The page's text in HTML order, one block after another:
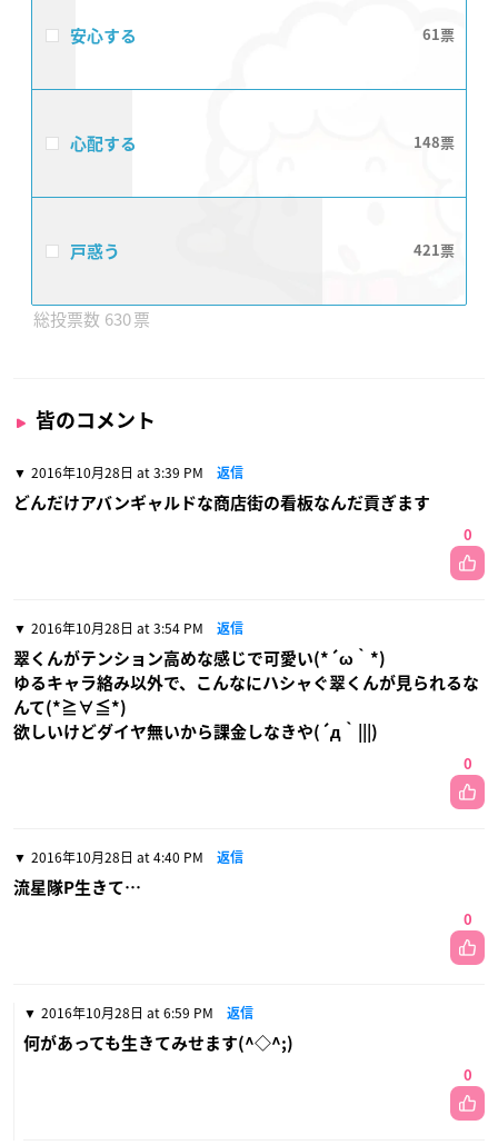
安心する 61
心配する 148
戸惑う 421
630
皆のコメント
2016年10月28日 at 3:39 PM 返信
どんだけアバンギャルドな商店街の看板なんだ貢ぎます
0
2016年10月28日 at 3:54 PM 返信
翠くんがテンション高めな感じで可愛い(*´ω｀*)
ゆるキャラ絡み以外で、こんなにハシャぐ翠くんが見られるな
んて(*≧∀≦*)
欲しいけどダイヤ無いから課金しなきや(´д｀|||)
0
2016年10月28日 at 4:40 PM 返信
流星隊P生きて…
0
2016年10月28日 at 6:59 PM 返信
何があっても生きてみせます(^◇^;)
0